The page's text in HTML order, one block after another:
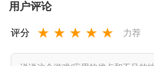
用户评论
评分 ★ ★ ★ ★ ★ 力荐